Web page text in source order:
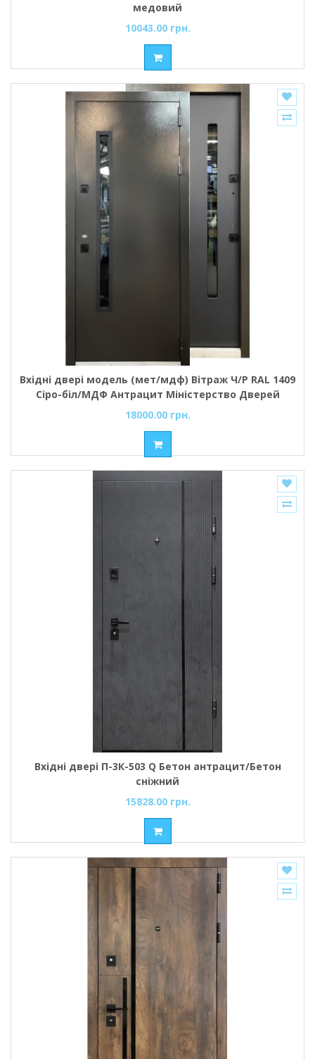
медовий
10043.00 грн.
Вхідні двері модель (мет/мдф) Вітраж Ч/Р RAL 1409
Сіро-біл/МДФ Антрацит Міністерство Дверей
18000.00 грн.
Вхідні двері П-3К-503 Q Бетон антрацит/Бетон
сніжний
15828.00 грн.